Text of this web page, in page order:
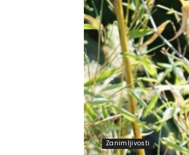
Zanimljivosti